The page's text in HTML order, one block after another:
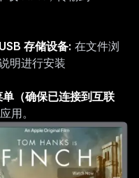
存储设备: 在文件浏
明进行安装
（确保已连接到互联
用。